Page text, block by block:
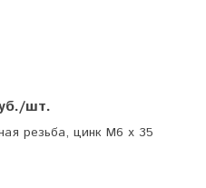
шт.
резьба, цинк М6 х 35